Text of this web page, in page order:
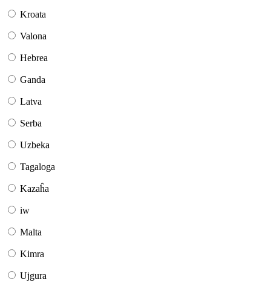
Kroata
Valona
Hebrea
Ganda
Latva
Serba
Uzbeka
Tagaloga
Kazaĥa
iw
Malta
Kimra
Ujgura